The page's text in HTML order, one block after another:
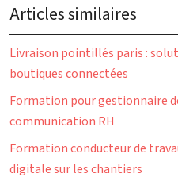
Articles similaires
Livraison pointillés paris :
boutiques connectées
Formation pour gestionnaire
communication RH
Formation conducteur de
digitale sur les chantiers